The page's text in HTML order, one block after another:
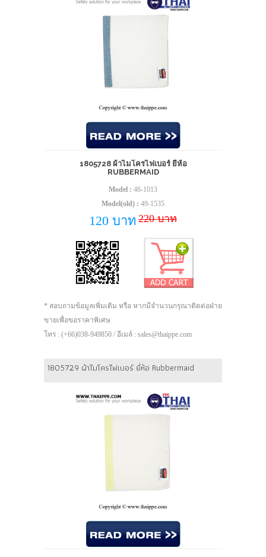
1805728 ผ้าไมโครไฟเบอร์ ยี่ห้อ
RUBBERMAID
Model : 46-1013
Model(old) : 49-1535
120 บาท 220 บาท
* สอบถามข้อมูลเพิ่มเติม หรือ หากมีจำนวนกรุณาติดต่อฝ่าย
ขายเพื่อขอราคาพิเศษ
โทร : (+66)038-949850 / อีเมล์ : sales@thaippe.com
1805729 ผ้าไมโครไฟเบอร์ ยี่ห้อ Rubbermaid